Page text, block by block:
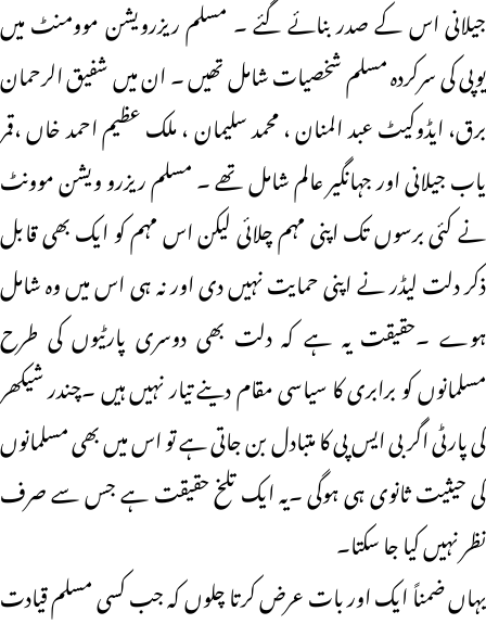
جیلانی اس کے صدر بنائے گئے ۔ مسلم ریزرویشن موومنٹ میں
یوپی کی سرکردہ مسلم شخصیات شامل تھیں ۔ ان میں شفیق الرحمان
برق، ایڈوکیٹ عبد المنان ، محمد سلیمان ، ملک عظیم احمد خاں ،قمر
یاب جیلانی اور جہانگیر عالم شامل تھے ۔ مسلم ریزرو ویشن موونٹ
نے کئی برسوں تک اپنی مہم چلائی لیکن اس مہم کو ایک بھی قابل
ذکر دلت لیڈر نے اپنی حمایت نہیں دی اور نہ ہی اس میں وہ شامل
ہوے ۔حقیقت یہ ہے کہ دلت بھی دوسری پارٹیوں کی طرح
مسلمانوں کو برابری کا سیاسی مقام دینے تیار نہیں ہیں ۔چندر شیکھر
کی پارٹی اگر بی ایس پی کا متبادل بن جاتی ہے تو اس میں بھی مسلمانوں
کی حیثیت ثانوی ہی ہوگی ۔یہ ایک تلخ حقیقت ہے جس سے صرف
نظر نہیں کیا جا سکتا۔
یہاں ضمناً ایک اور بات عرض کرتا چلوں کہ جب کسی مسلم قیادت